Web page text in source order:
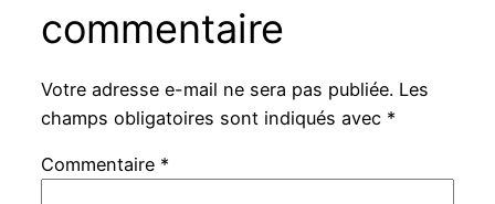
commentaire
Votre adresse e-mail ne sera pas publiée. Les
champs obligatoires sont indiqués avec *
Commentaire *